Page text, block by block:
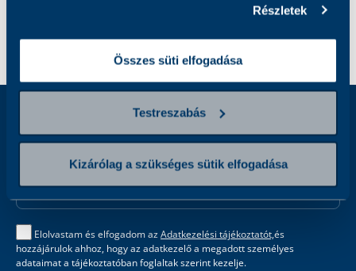
Részletek
Összes süti elfogadása
Testreszabás
Kizárólag a szükséges sütik elfogadása
Iratkozzon fel hírlevelünkre
Address
Elolvastam és elfogadom azAdatkezelési tájékoztatót,és
hozzájárulok ahhoz, hogy az adatkezelő a megadott személyes
adataimat a tájékoztatóban foglaltak szerint kezelje.